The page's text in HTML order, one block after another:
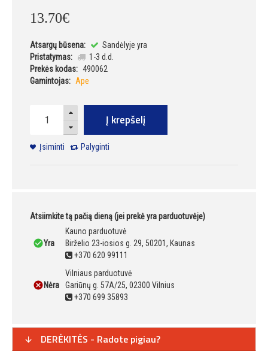
13.70€
Atsargų būsena:
Sandėlyje yra
Pristatymas:
1-3 d.d.
Prekės kodas: 490062
Gamintojas: Ape
Į krepšelį
Įsiminti Palyginti
Atsiimkite tą pačią dieną (jei prekė yra parduotuvėje)
Yra
Kauno parduotuvė
Birželio 23-iosios g. 29, 50201, Kaunas
+370 620 99111
Nėra
Vilniaus parduotuvė
Gariūnų g. 57A/25, 02300 Vilnius
+370 699 35893
DERĖKITĖS - Radote pigiau?